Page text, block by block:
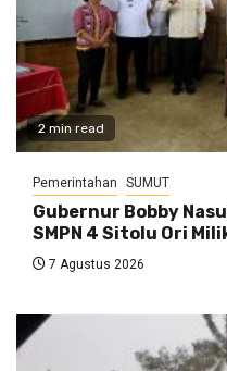
2 min read
Pemerintahan SUMUT
Gubernur Bobby
SMPN 4 Sitolu Ori
7 Agustus 2026